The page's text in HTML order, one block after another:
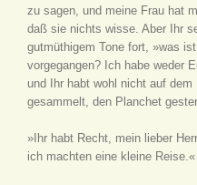
zu sagen, und meine Frau hat
daß sie nichts wisse. Aber Ihr
gutmüthigem Tone fort, »was
vorgegangen? Ich habe weder
und Ihr habt wohl nicht auf
gesammelt, den Planchet
»Ihr habt Recht, mein lieber
ich machten eine kleine Reise.«